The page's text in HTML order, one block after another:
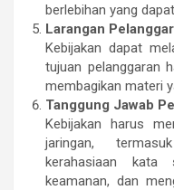
berlebihan yang
Larangan
Kebijakan dapat
tujuan pelanggaran
membagikan materi
Tanggung Jawab
Kebijakan harus
jaringan,
kerahasiaan kata
keamanan, dan